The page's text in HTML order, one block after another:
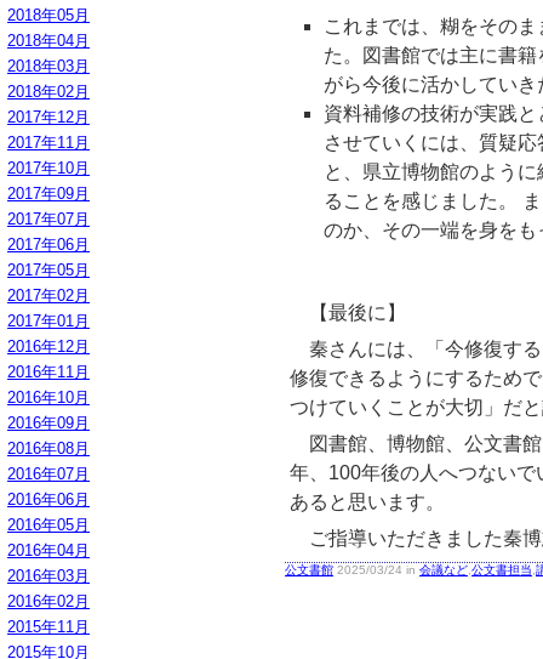
2018年05月
2018年04月
2018年03月
2018年02月
2017年12月
2017年11月
2017年10月
2017年09月
2017年07月
2017年06月
2017年05月
2017年02月
2017年01月
2016年12月
2016年11月
2016年10月
2016年09月
2016年08月
2016年07月
2016年06月
2016年05月
2016年04月
2016年03月
2016年02月
2015年11月
2015年10月
これまでは、糊をその
た。図書館では主に書
がら今後に活かしていき
資料補修の技術が実践
させていくには、質疑
と、県立博物館のよう
ることを感じました。
のか、その一端を身を
【最後に】
秦さんには、「今修復す
修復できるようにするため
つけていくことが大切」だ
図書館、博物館、公文書
年、100年後の人へつない
あると思います。
ご指導いただきました秦
公文書館 2025/03/24 in 会議など,公文書担当,